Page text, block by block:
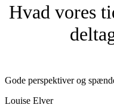
Hvad vores
Gode perspektiver og
Louise Elver